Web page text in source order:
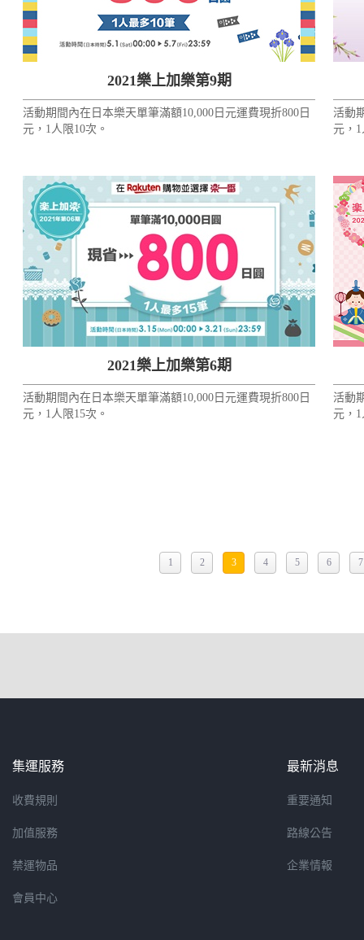
2021樂上加樂第9期
活動期間內在日本樂天單筆滿額10,000日元運費現折800日
元，1人限10次。
活動
元，1
2021樂上加樂第6期
活動期間內在日本樂天單筆滿額10,000日元運費現折800日
元，1人限15次。
活動
元，1
1 2 3 4 5 6 7
集運服務
收費規則
加值服務
禁運物品
會員中心
最新消息
重要通知
路線公告
企業情報